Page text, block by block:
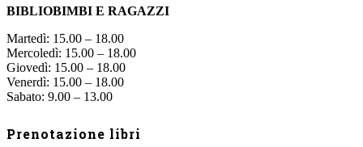
BIBLIOBIMBI E RAGAZZI
Martedì: 15.00 – 18.00
Mercoledì: 15.00 – 18.00
Giovedì: 15.00 – 18.00
Venerdì: 15.00 – 18.00
Sabato: 9.00 – 13.00
Prenotazione libri